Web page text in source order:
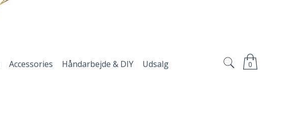
0
Accessories Håndarbejde & DIY Udsalg